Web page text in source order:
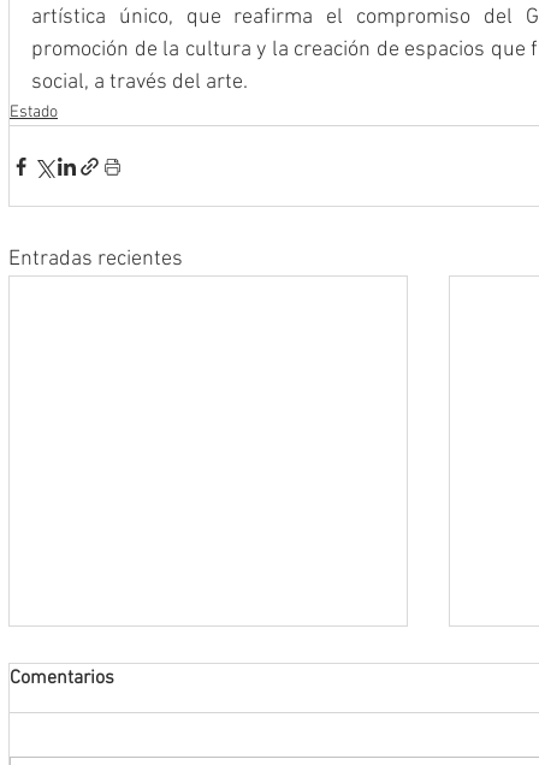
artística único, que reafirma el compromiso del
promoción de la cultura y la creación de espacios que
social, a través del arte.
Estado
Entradas recientes
Comentarios